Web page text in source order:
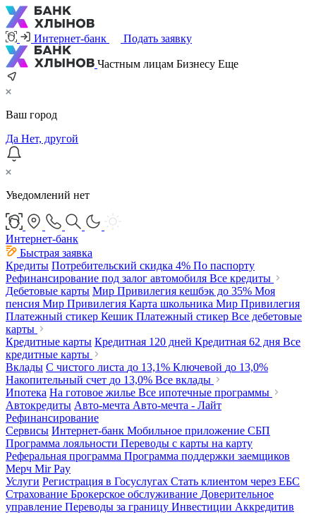
Интернет-банк Подать заявку
Частным лицам Бизнесу Еще
Ваш город
Да Нет, другой
Уведомлений нет
Интернет-банк
Быстрая заявка
Кредиты Потребительский скидка 4% По паспорту
Рефинансирование под залог автомобиля Все кредиты
Дебетовые карты Мир Привилегия кешбэк до 35% Моя
пенсия Мир Привилегия Карта школьника Мир Привилегия
Платежный стикер Кешик Платежный стикер Все дебетовые
карты
Кредитные карты Кредитная 120 дней Кредитная 62 дня Все
кредитные карты
Вклады С чистого листа до 13,1% Ключевой до 13,0%
Накопительный счет до 13,0% Все вклады
Ипотека На готовое жилье Все ипотечные программы
Автокредиты Авто-мечта Авто-мечта - Лайт
Рефинансирование
Сервисы Интернет-банк Мобильное приложение СБП
Программа лояльности Переводы с карты на карту
Реферальная программа Программа поддержки заемщиков
Мерч Mir Pay
Услуги Регистрация в Госуслугах Стать клиентом через ЕБС
Страхование Брокерское обслуживание Доверительное
управление Переводы за границу Инвестиции Аккредитив